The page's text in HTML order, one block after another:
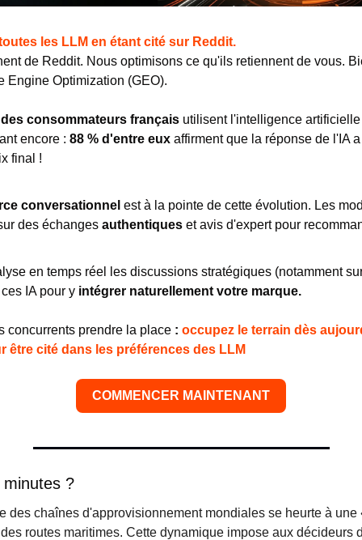
les LLM en étant cité sur Reddit.
de Reddit. Nous optimisons ce qu'ils retiennent de vous.
Engine Optimization (GEO).
des consommateurs français utilisent l'intelligence
encore : 88 % d'entre eux affirment que la réponse de l'IA
final !
conversationnel est à la pointe de cette évolution. Les
des échanges authentiques et avis d'expert pour
en temps réel les discussions stratégiques (notamment
IA pour y intégrer naturellement votre marque.
concurrents prendre la place : occupez le terrain dès
être cité dans les préférences des LLM
COMMENCER MAINTENANT
minutes ?
des chaînes d'approvisionnement mondiales se heurte à
routes maritimes. Cette dynamique impose aux décideurs